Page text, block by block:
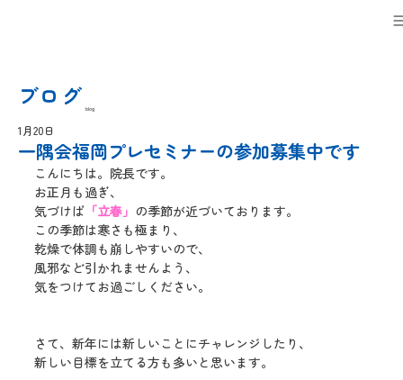
ブログ
blog
一隅会福岡プレセミナーの参加募集中です
1月20日
こんにちは。院長です。
お正月も過ぎ、
気づけば 「立春」 の季節が近づいております。
この季節は寒さも極まり、
乾燥で体調も崩しやすいので、
風邪など引かれませんよう、
気をつけてお過ごしください。
さて、新年には新しいことにチャレンジしたり、
新しい目標を立てる方も多いと思います。